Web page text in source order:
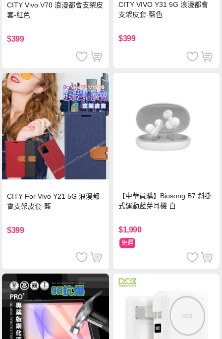
CITY Vivo V70 浪漫都會支架皮
套-紅色
$399
CITY VIVO Y31 5G 浪漫都會
支架皮套-藍色
$399
CITY For Vivo Y21 5G 浪漫都
會支架皮套-藍
$399
【中華員購】Biosong B7 斜掛
式運動藍芽耳機 白
$1,990
免運